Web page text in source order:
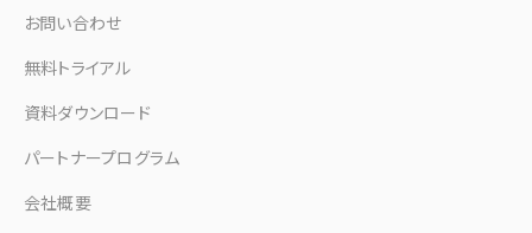
お問い合わせ
無料トライアル
資料ダウンロード
パートナープログラム
会社概要